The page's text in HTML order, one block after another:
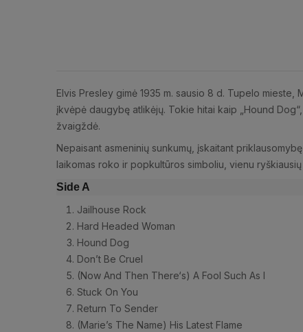
Elvis Presley gimė 1935 m. sausio 8 d. Tupelo
įkvėpė daugybę atlikėjų. Tokie hitai kaip „Hound
žvaigždė.
Nepaisant asmeninių sunkumų, įskaitant
laikomas roko ir popkultūros simboliu, vienu
Side A
Jailhouse Rock
Hard Headed Woman
Hound Dog
Don’t Be Cruel
(Now And Then There‘s) A Fool Such As I
Stuck On You
Return To Sender
(Marie’s The Name) His Latest Flame